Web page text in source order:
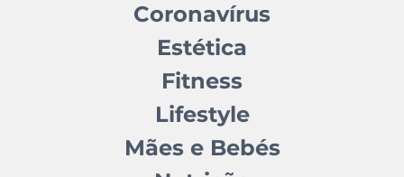
Coronavírus
Estética
Fitness
Lifestyle
Mães e Bebés